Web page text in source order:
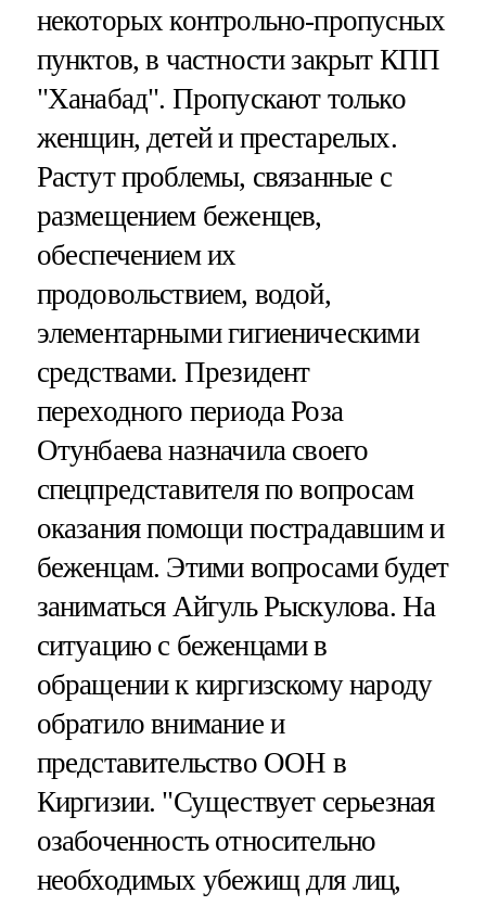
некоторых контрольно-пропусных
пунктов, в частности закрыт КПП
"Ханабад". Пропускают только
женщин, детей и престарелых.
Растут проблемы, связанные с
размещением беженцев,
обеспечением их
продовольствием, водой,
элементарными гигиеническими
средствами. Президент
переходного периода Роза
Отунбаева назначила своего
спецпредставителя по вопросам
оказания помощи пострадавшим и
беженцам. Этими вопросами будет
заниматься Айгуль Рыскулова. На
ситуацию с беженцами в
обращении к киргизскому народу
обратило внимание и
представительство ООН в
Киргизии. "Существует серьезная
озабоченность относительно
необходимых убежищ для лиц,